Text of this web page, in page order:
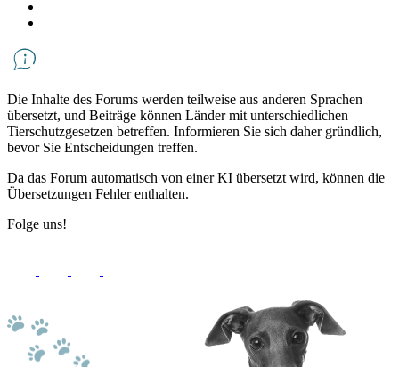
Die Inhalte des Forums werden teilweise aus anderen Sprachen
übersetzt, und Beiträge können Länder mit unterschiedlichen
Tierschutzgesetzen betreffen. Informieren Sie sich daher gründlich,
bevor Sie Entscheidungen treffen.
Da das Forum automatisch von einer KI übersetzt wird, können die
Übersetzungen Fehler enthalten.
Folge uns!